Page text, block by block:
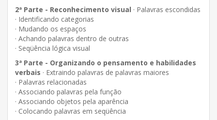
2ª Parte - Reconhecimento visual · Palavras escondidas
· Identificando categorias
· Mudando os espaços
· Achando palavras dentro de outras
· Seqüência lógica visual
3ª Parte - Organizando o pensamento e habilidades
verbais · Extraindo palavras de palavras maiores
· Palavras relacionadas
· Associando palavras pela função
· Associando objetos pela aparência
· Colocando palavras em seqüência